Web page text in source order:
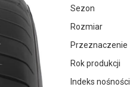
Sezon
Rozmiar
Przeznaczenie
Rok produkcji
Indeks nośności